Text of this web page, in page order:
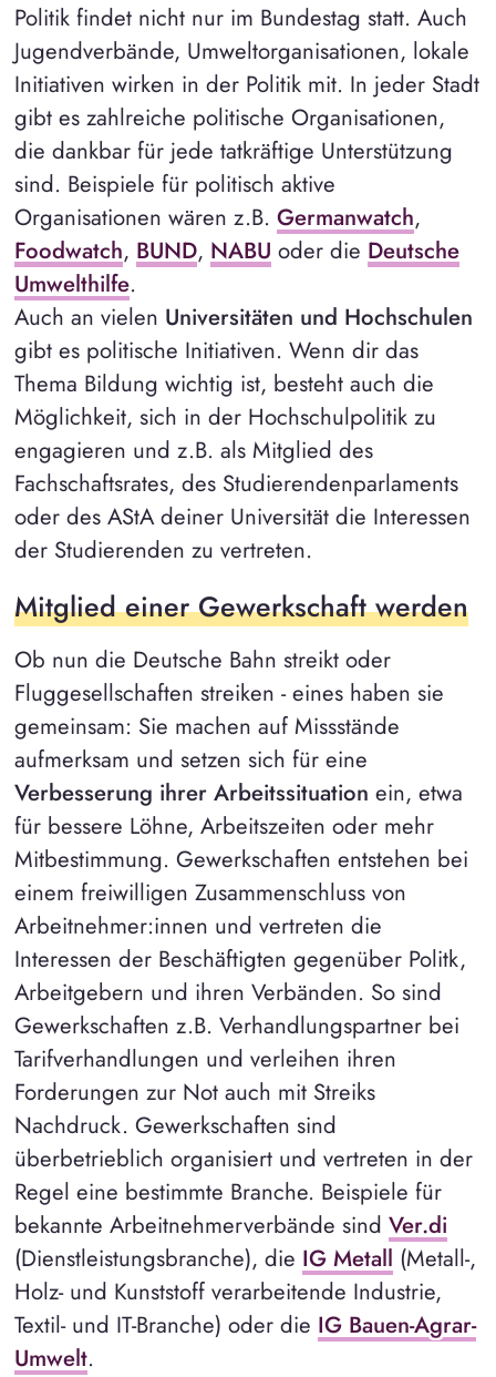
Politik findet nicht nur im Bundestag statt. Auch
Jugendverbände, Umweltorganisationen, lokale
Initiativen wirken in der Politik mit. In jeder Stadt
gibt es zahlreiche politische Organisationen,
die dankbar für jede tatkräftige Unterstützung
sind. Beispiele für politisch aktive
Organisationen wären z.B. Germanwatch,
Foodwatch, BUND, NABU oder die Deutsche
Umwelthilfe.
Auch an vielen Universitäten und Hochschulen
gibt es politische Initiativen. Wenn dir das
Thema Bildung wichtig ist, besteht auch die
Möglichkeit, sich in der Hochschulpolitik zu
engagieren und z.B. als Mitglied des
Fachschaftsrates, des Studierendenparlaments
oder des AStA deiner Universität die Interessen
der Studierenden zu vertreten.
Mitglied einer Gewerkschaft werden
Ob nun die Deutsche Bahn streikt oder
Fluggesellschaften streiken - eines haben sie
gemeinsam: Sie machen auf Missstände
aufmerksam und setzen sich für eine
Verbesserung ihrer Arbeitssituation ein, etwa
für bessere Löhne, Arbeitszeiten oder mehr
Mitbestimmung. Gewerkschaften entstehen bei
einem freiwilligen Zusammenschluss von
Arbeitnehmer:innen und vertreten die
Interessen der Beschäftigten gegenüber Politk,
Arbeitgebern und ihren Verbänden. So sind
Gewerkschaften z.B. Verhandlungspartner bei
Tarifverhandlungen und verleihen ihren
Forderungen zur Not auch mit Streiks
Nachdruck. Gewerkschaften sind
überbetrieblich organisiert und vertreten in der
Regel eine bestimmte Branche. Beispiele für
bekannte Arbeitnehmerverbände sind Ver.di
(Dienstleistungsbranche), die IG Metall (Metall-,
Holz- und Kunststoff verarbeitende Industrie,
Textil- und IT-Branche) oder die IG Bauen-Agrar-
Umwelt.